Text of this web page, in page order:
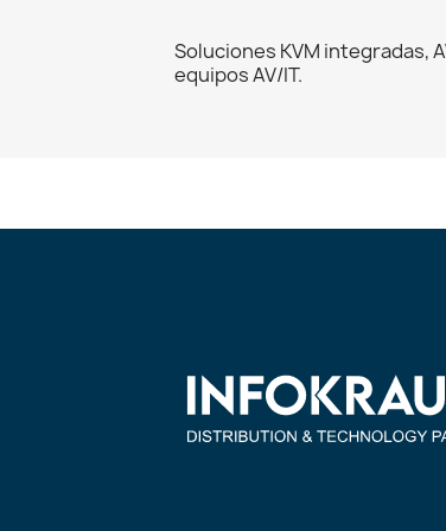
Soluciones KVM integradas,
equipos AV/IT.